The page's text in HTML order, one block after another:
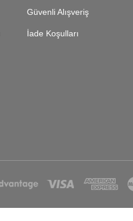
Güvenli Alışveriş
İade Koşulları